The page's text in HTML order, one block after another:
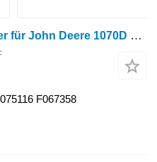
Maximus NCP1521A Ölkühler für John Deere 1070D Harvester
F067358